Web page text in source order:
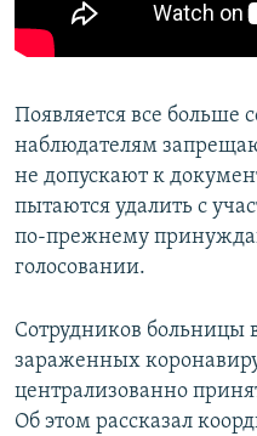
Появляется все больше
наблюдателям
не допускают к
пытаются удалить с
по-прежнему
голосовании.
Сотрудников больницы
зараженных
централизованно
Об этом рассказал